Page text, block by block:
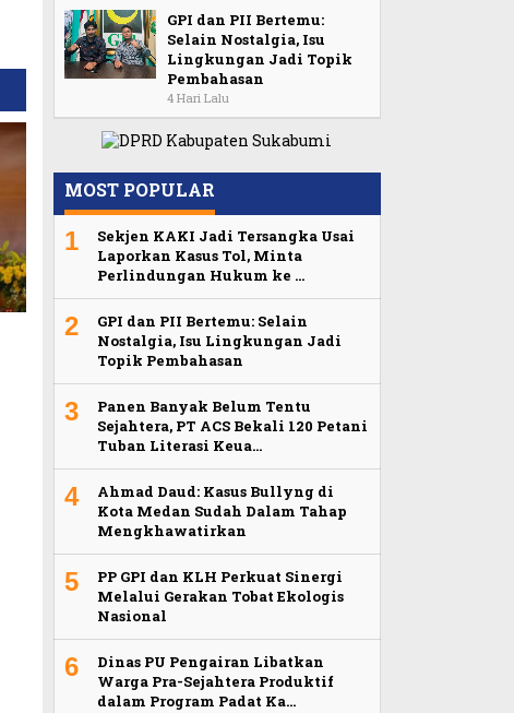
GPI dan PII Bertemu:
Selain Nostalgia, Isu
Lingkungan Jadi Topik
Pembahasan
4 Hari Lalu
MOST POPULAR
1
Sekjen KAKI Jadi Tersangka Usai
Laporkan Kasus Tol, Minta
Perlindungan Hukum ke …
2
GPI dan PII Bertemu: Selain
Nostalgia, Isu Lingkungan Jadi
Topik Pembahasan
3
Panen Banyak Belum Tentu
Sejahtera, PT ACS Bekali 120 Petani
Tuban Literasi Keua…
4
Ahmad Daud: Kasus Bullyng di
Kota Medan Sudah Dalam Tahap
Mengkhawatirkan
5
PP GPI dan KLH Perkuat Sinergi
Melalui Gerakan Tobat Ekologis
Nasional
6
Dinas PU Pengairan Libatkan
Warga Pra-Sejahtera Produktif
dalam Program Padat Ka…